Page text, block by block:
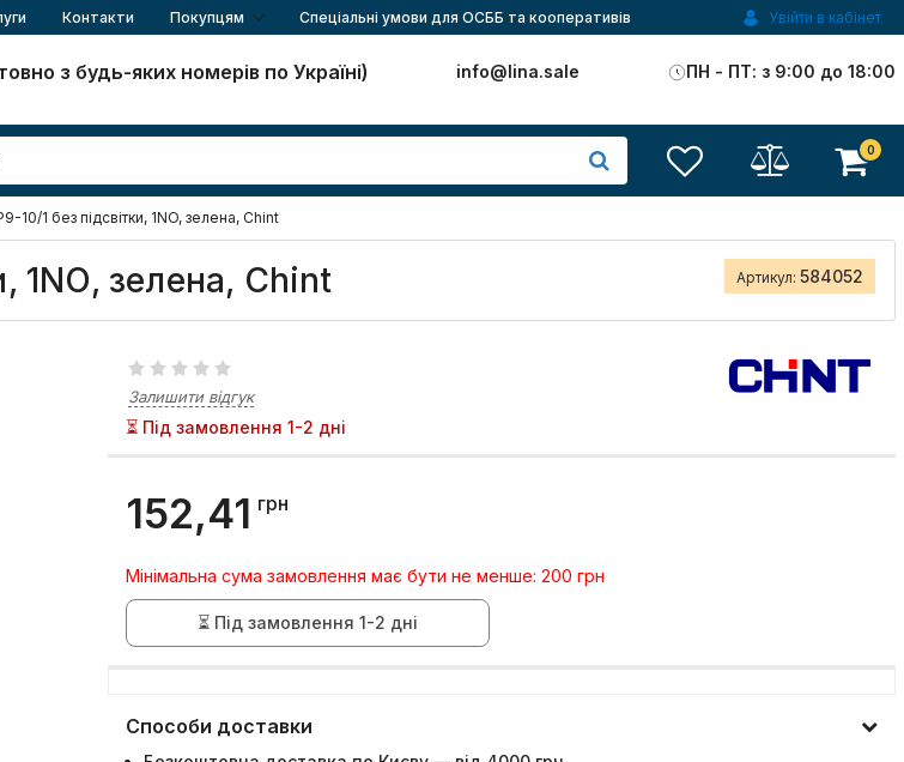
Контакти Покупцям Спеціальні умови для ОСББ та кооперативів Увійти в кабінет
з будь-яких номерів по Україні) info@lina.sale ПН - ПТ: з 9:00 до 18:00
0
10/1 без підсвітки, 1NO, зелена, Chint
1NO, зелена, Chint Артикул: 584052
Залишити відгук
⏳ Під замовлення 1-2 дні
152,41 грн
Мінімальна сума замовлення має бути не менше: 200 грн
⏳ Під замовлення 1-2 дні
Способи доставки